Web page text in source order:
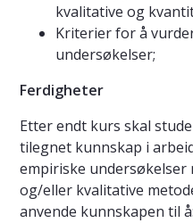
kvalitative og
Kriterier for å
undersøkelser;
Ferdigheter
Etter endt kurs skal
tilegnet kunnskap i
empiriske undersøkelser
og/eller kvalitative
anvende kunnskapen til å: